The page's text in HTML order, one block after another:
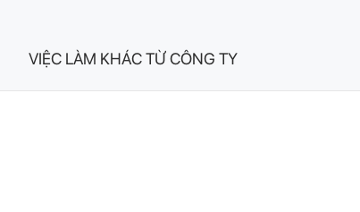
VIỆC LÀM KHÁC TỪ CÔNG TY